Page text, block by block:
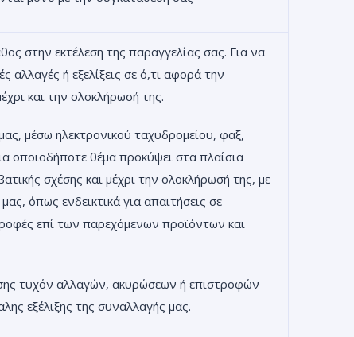
στην εκτέλεση της παραγγελίας σας. Για να
αλλαγές ή εξελίξεις σε ό,τι αφορά την
και την ολοκλήρωσή της.
μέσω ηλεκτρονικού ταχυδρομείου, φαξ,
οποιοδήποτε θέμα προκύψει στα πλαίσια
σχέσης και μέχρι την ολοκλήρωσή της, με
όπως ενδεικτικά για απαιτήσεις σε
επί των παρεχόμενων προϊόντων και
τυχόν αλλαγών, ακυρώσεων ή επιστροφών
εξέλιξης της συναλλαγής μας.